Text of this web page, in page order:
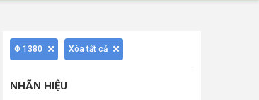
Φ 1380 Xóa tất cả
NHÃN HIỆU